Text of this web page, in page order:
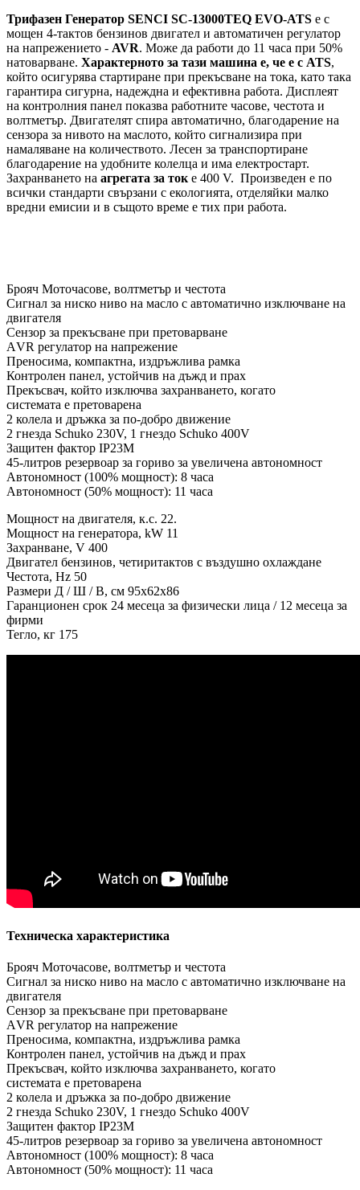
Трифазен Генератор SENCI SC-13000TEQ EVO-ATS е с
мощен 4-тактов бензинов двигател и автоматичен регулатор
на напрежението - AVR. Може да работи до 11 часа при 50%
натоварване. Характерното за тази машина е, че е с ATS,
който осигурява стартиране при прекъсване на тока, като така
гарантира сигурна, надеждна и ефективна работа. Дисплеят
на контролния панел показва работните часове, честота и
волтметър. Двигателят спира автоматично, благодарение на
сензора за нивото на маслото, който сигнализира при
намаляване на количеството. Лесен за транспортиране
благодарение на удобните колелца и има електростарт.
Захранването на агрегата за токе 400 V. Произведен е по
всички стандарти свързани с екологията, отделяйки малко
вредни емисии и в същото време е тих при работа.
Брояч Моточасове, волтметър и честота
Сигнал за ниско ниво на масло с автоматично изключване на
двигателя
Сензор за прекъсване при претоварване
АVR регулатор на напрежение
Преносима, компактна, издръжлива рамка
Контролен панел, устойчив на дъжд и прах
Прекъсвач, който изключва захранването, когато
системата е претоварена
2 колела и дръжка за по-добро движение
2 гнезда Schuko 230V, 1 гнездо Schuko 400V
Защитен фактор IP23M
45-литров резервоар за гориво за увеличена автономност
Автономност (100% мощност): 8 часа
Автономност (50% мощност): 11 часа
Мощност на двигателя, к.с. 22.
Мощност на генератора, kW 11
Захранване, V 400
Двигател бензинов, четиритактов с въздушно охлаждане
Честота, Hz 50
Размери Д / Ш / В, см 95х62х86
Гаранционен срок 24 месеца за физически лица / 12 месеца за
фирми
Тегло, кг 175
Техническа характеристика
Брояч Моточасове, волтметър и честота
Сигнал за ниско ниво на масло с автоматично изключване на
двигателя
Сензор за прекъсване при претоварване
АVR регулатор на напрежение
Преносима, компактна, издръжлива рамка
Контролен панел, устойчив на дъжд и прах
Прекъсвач, който изключва захранването, когато
системата е претоварена
2 колела и дръжка за по-добро движение
2 гнезда Schuko 230V, 1 гнездо Schuko 400V
Защитен фактор IP23M
45-литров резервоар за гориво за увеличена автономност
Автономност (100% мощност): 8 часа
Автономност (50% мощност): 11 часа